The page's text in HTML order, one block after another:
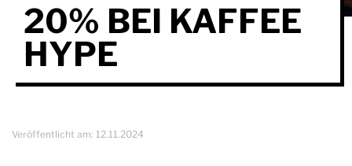
20% BEI KAFFEE
HYPE
Veröffentlicht am: 12.11.2024